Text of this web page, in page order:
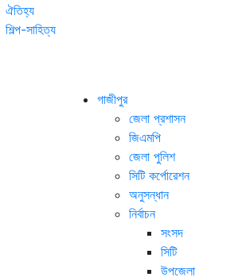
ঐতিহ্য
শিল্প-সাহিত্য
গাজীপুর
জেলা প্রশাসন
জিএমপি
জেলা পুলিশ
সিটি কর্পোরেশন
অনুসন্ধান
নির্বাচন
সংসদ
সিটি
উপজেলা